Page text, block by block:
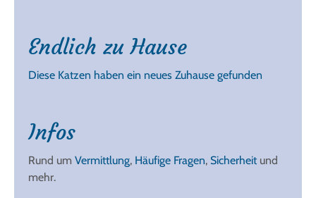
Endlich zu Hause
Diese Katzen haben ein neues Zuhause gefunden
Infos
Rund um Vermittlung, Häufige Fragen, Sicherheitund
mehr.